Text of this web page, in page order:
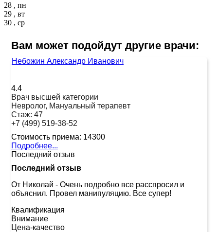
28 , пн
29 , вт
30 , ср
Вам может подойдут другие врачи:
Небожин Александр Иванович
4.4
Врач высшей категории
Невролог, Мануальный терапевт
Стаж: 47
+7 (499) 519-38-52
Стоимость приема: 14300
Подробнее...
Последний отзыв
Последний отзыв
От Николай - Очень подробно все расспросил и
объяснил. Провел манипуляцию. Все супер!
Квалификация
Внимание
Цена-качество